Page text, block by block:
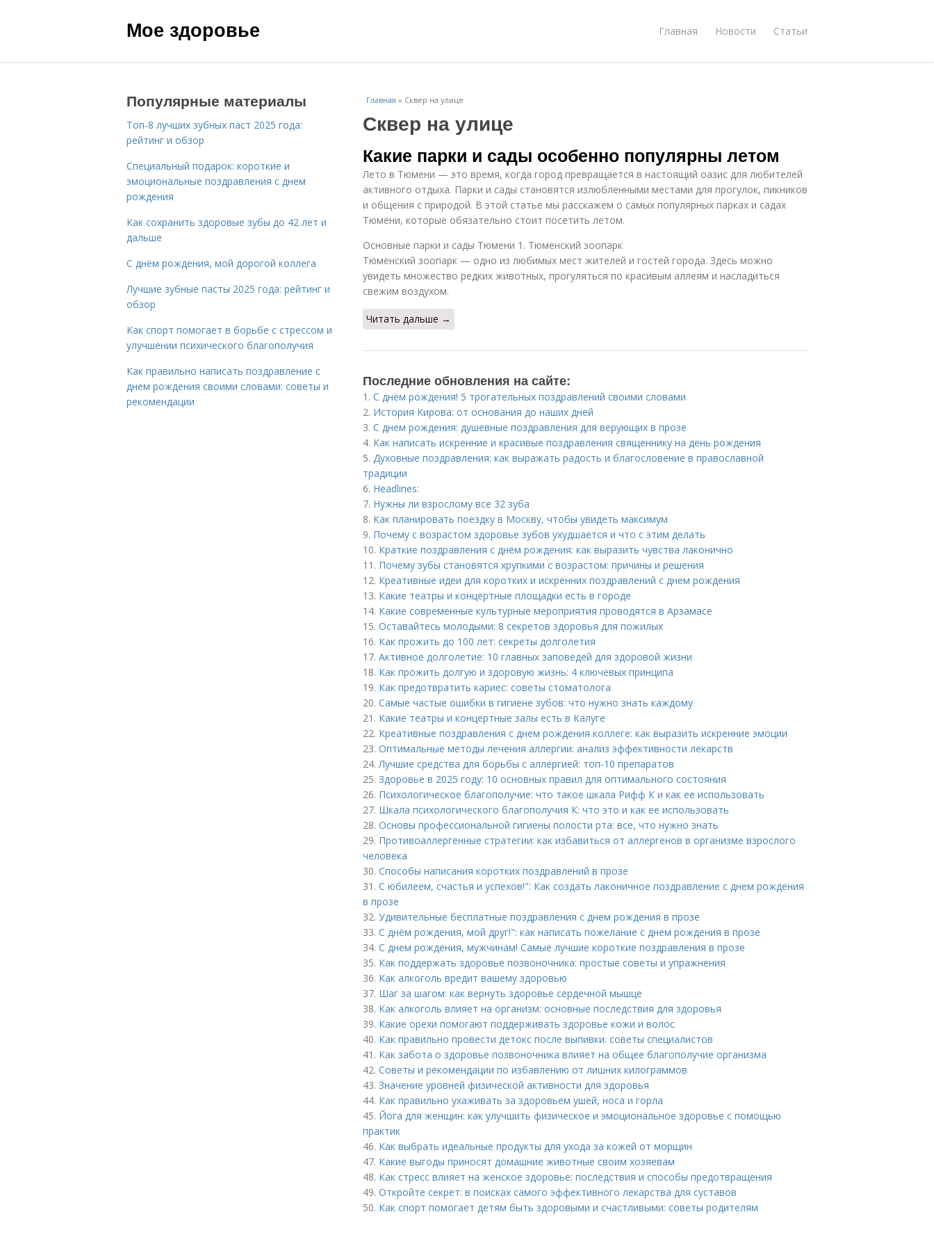
Мое здоровье Главная Новости Статьи
Главная » Сквер на улице
Сквер на улице
Какие парки и сады особенно популярны летом
Лето в Тюмени — это время, когда город превращается в настоящий оазис для любителей
активного отдыха. Парки и сады становятся излюбленными местами для прогулок, пикников
и общения с природой. В этой статье мы расскажем о самых популярных парках и садах
Тюмени, которые обязательно стоит посетить летом.
Основные парки и сады Тюмени 1. Тюменский зоопарк
Тюменский зоопарк — одно из любимых мест жителей и гостей города. Здесь можно
увидеть множество редких животных, прогуляться по красивым аллеям и насладиться
свежим воздухом.
Читать дальше →
Последние обновления на сайте:
1. С днём рождения! 5 трогательных поздравлений своими словами
2. История Кирова: от основания до наших дней
3. С днем рождения: душевные поздравления для верующих в прозе
4. Как написать искренние и красивые поздравления священнику на день рождения
5. Духовные поздравления: как выражать радость и благословение в православной
традиции
6. Headlines:
7. Нужны ли взрослому все 32 зуба
8. Как планировать поездку в Москву, чтобы увидеть максимум
9. Почему с возрастом здоровье зубов ухудшается и что с этим делать
10. Краткие поздравления с днём рождения: как выразить чувства лаконично
11. Почему зубы становятся хрупкими с возрастом: причины и решения
12. Креативные идеи для коротких и искренних поздравлений с днем рождения
13. Какие театры и концертные площадки есть в городе
14. Какие современные культурные мероприятия проводятся в Арзамасе
15. Оставайтесь молодыми: 8 секретов здоровья для пожилых
16. Как прожить до 100 лет: секреты долголетия
17. Активное долголетие: 10 главных заповедей для здоровой жизни
18. Как прожить долгую и здоровую жизнь: 4 ключевых принципа
19. Как предотвратить кариес: советы стоматолога
20. Самые частые ошибки в гигиене зубов: что нужно знать каждому
21. Какие театры и концертные залы есть в Калуге
22. Креативные поздравления с днем рождения коллеге: как выразить искренние эмоции
23. Оптимальные методы лечения аллергии: анализ эффективности лекарств
24.Лучшие средства для борьбы с аллергией: топ-10 препаратов
25. Здоровье в 2025 году: 10 основных правил для оптимального состояния
26. Психологическое благополучие: что такое шкала Рифф К и как ее использовать
27. Шкала психологического благополучия К: что это и как ее использовать
28. Основы профессиональной гигиены полости рта: все, что нужно знать
29. Противоаллергенные стратегии: как избавиться от аллергенов в организме взрослого
человека
30. Способы написания коротких поздравлений в прозе
31. С юбилеем, счастья и успехов!": Как создать лаконичное поздравление с днем рождения
в прозе
32. Удивительные бесплатные поздравления с днем рождения в прозе
33. С днём рождения, мой друг!": как написать пожелание с днем рождения в прозе
34. С днем рождения, мужчинам! Самые лучшие короткие поздравления в прозе
35. Как поддержать здоровье позвоночника: простые советы и упражнения
36. Как алкоголь вредит вашему здоровью
37. Шаг за шагом: как вернуть здоровье сердечной мышце
38. Как алкоголь влияет на организм: основные последствия для здоровья
39. Какие орехи помогают поддерживать здоровье кожи и волос
40. Как правильно провести детокс после выпивки: советы специалистов
41. Как забота о здоровье позвоночника влияет на общее благополучие организма
42. Советы и рекомендации по избавлению от лишних килограммов
43. Значение уровней физической активности для здоровья
44. Как правильно ухаживать за здоровьем ушей, носа и горла
45. Йога для женщин: как улучшить физическое и эмоциональное здоровье с помощью
практик
46. Как выбрать идеальные продукты для ухода за кожей от морщин
47. Какие выгоды приносят домашние животные своим хозяевам
48. Как стресс влияет на женское здоровье: последствия и способы предотвращения
49. Откройте секрет: в поисках самого эффективного лекарства для суставов
50. Как спорт помогает детям быть здоровыми и счастливыми: советы родителям
Популярные материалы
Топ-8 лучших зубных паст 2025 года:
рейтинг и обзор
Специальный подарок: короткие и
эмоциональные поздравления с днем
рождения
Как сохранить здоровые зубы до 42 лет и
дальше
С днём рождения, мой дорогой коллега
Лучшие зубные пасты 2025 года: рейтинг и
обзор
Как спорт помогает в борьбе с стрессом и
улучшении психического благополучия
Как правильно написать поздравление с
днем рождения своими словами: советы и
рекомендации